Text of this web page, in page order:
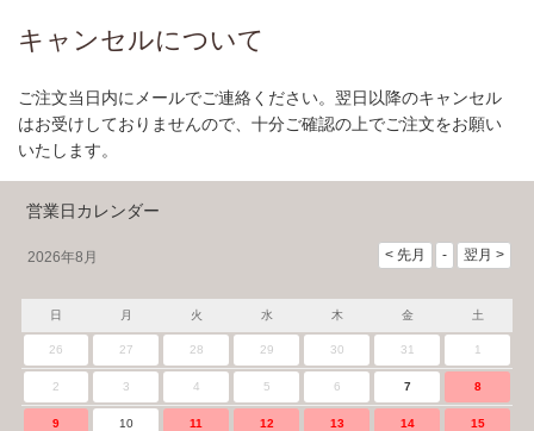
キャンセルについて
ご注文当日内にメールでご連絡ください。翌日以降のキャンセル
はお受けしておりませんので、十分ご確認の上でご注文をお願い
いたします。
営業日カレンダー
2026年8月
日 月 火 水 木 金 土
26 27 28 29 30 31 1
2 3 4 5 6 7 8
9 10 11 12 13 14 15